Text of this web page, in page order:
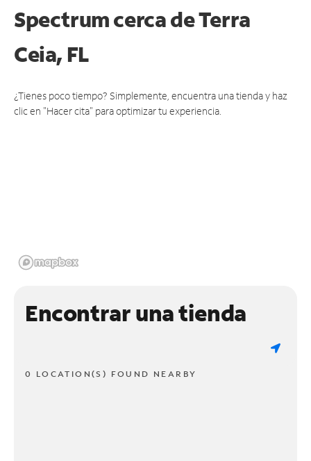
Spectrumcerca de Terra
Ceia, FL
¿Tienes poco tiempo? Simplemente, encuentra una tienda y haz
clic en "Hacer cita" para optimizar tu experiencia.
Encontrar una tienda
0 LOCATION(S) FOUND NEARBY